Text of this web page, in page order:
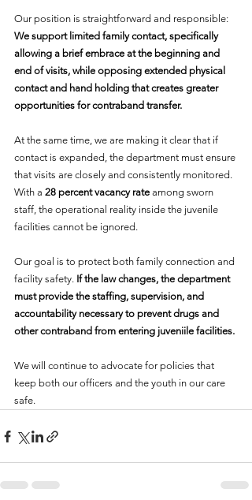
Our position is straightforward and responsible:
We support limited family contact, specifically
allowing a brief embrace at the beginning and
end of visits, while opposing extended physical
contact and hand holding that creates greater
opportunities for contraband transfer.
At the same time, we are making it clear that if
contact is expanded, the department must ensure
that visits are closely and consistently monitored.
With a 28 percent vacancy rate among sworn
staff, the operational reality inside the juvenile
facilities cannot be ignored.
Our goal is to protect both family connection and
facility safety. If the law changes, the department
must provide the staffing, supervision, and
accountability necessary to prevent drugs and
other contraband from entering juveniile facilities.
We will continue to advocate for policies that
keep both our officers and the youth in our care
safe.